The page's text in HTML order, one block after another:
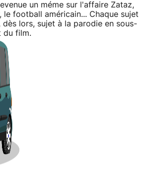
un méme sur l'affaire Zataz,
le football américain... Chaque sujet
lors, sujet à la parodie en sous-
du film.